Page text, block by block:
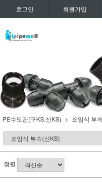
로그인 회원가입
PE수도관(구KS,신KS) 조임식 부
정렬